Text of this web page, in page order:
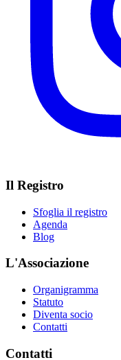
Il Registro
Sfoglia il registro
Agenda
Blog
L'Associazione
Organigramma
Statuto
Diventa socio
Contatti
Contatti